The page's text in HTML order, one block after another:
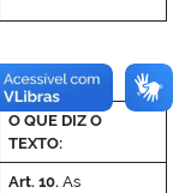
O QUE DIZ O
TEXTO:
Art. 10. As